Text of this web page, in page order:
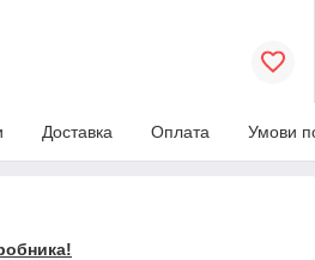
Доставка Оплата Умови